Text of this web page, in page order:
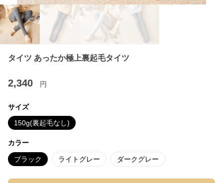
タイツ あったか極上裏起毛タイツ
2,340 円
サイズ
150g(裏起毛なし)
カラー
ブラック ライトグレー ダークグレー